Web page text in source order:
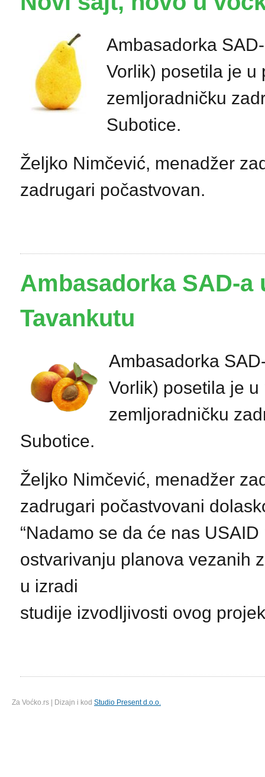
Ambasadorka
Vorlik) posetila je u
zemljoradničku
Subotice.
Željko Nimčević, menadžer
zadrugari počastvovan.
Ambasadorka SAD-a
Tavankutu
Ambasadorka
Vorlik) posetila je
zemljoradničku
Subotice.
Željko Nimčević, menadžer
zadrugari počastvovani
“Nadamo se da će nas
ostvarivanju planova vezanih
u izradi
studije izvodljivosti ovog
Za Voćko.rs | Dizajn i kod Studio Present d.o.o.